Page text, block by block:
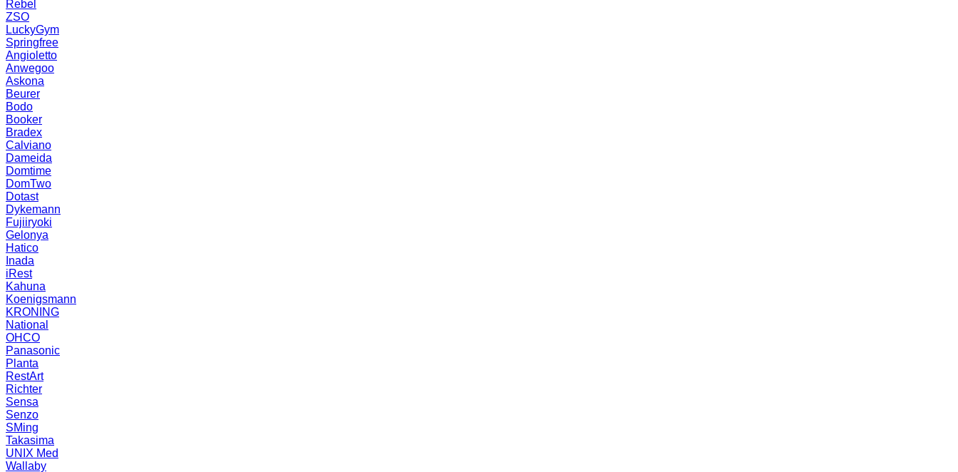
Rebel
ZSO
LuckyGym
Springfree
Angioletto
Anwegoo
Askona
Beurer
Bodo
Booker
Bradex
Calviano
Dameida
Domtime
DomTwo
Dotast
Dykemann
Fujiiryoki
Gelonya
Hatico
Inada
iRest
Kahuna
Koenigsmann
KRONING
National
OHCO
Panasonic
Planta
RestArt
Richter
Sensa
Senzo
SMing
Takasima
UNIX Med
Wallaby